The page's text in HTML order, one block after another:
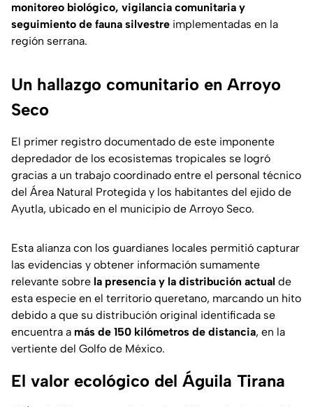
monitoreo biológico, vigilancia comunitaria y
seguimiento de fauna silvestre implementadas en la
región serrana.
Un hallazgo comunitario en Arroyo
Seco
El primer registro documentado de este imponente
depredador de los ecosistemas tropicales se logró
gracias a un trabajo coordinado entre el personal técnico
del Área Natural Protegida y los habitantes del ejido de
Ayutla, ubicado en el municipio de Arroyo Seco.
Esta alianza con los guardianes locales permitió capturar
las evidencias y obtener información sumamente
relevante sobre la presencia y la distribución actual de
esta especie en el territorio queretano, marcando un hito
debido a que su distribución original identificada se
encuentra a más de 150 kilómetros de distancia, en la
vertiente del Golfo de México.
El valor ecológico del Águila Tirana